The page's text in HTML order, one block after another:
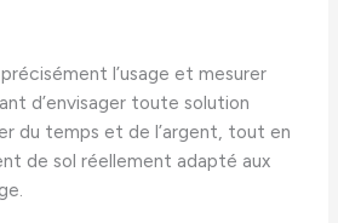
l’usage et mesurer
d’envisager toute solution
du temps et de l’argent, tout en
de sol réellement adapté aux